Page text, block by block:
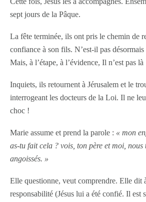
sept jours de la Pâque.
La fête terminée, ils ont pris le chemin de
confiance à son fils. N’est-il pas
Mais, à l’étape, à l’évidence, Il n’est pas là
Inquiets, ils retournent à Jérusalem et le
interrogeant les docteurs de la Loi. Il ne
choc !
Marie assume et prend la parole : « mon
as-tu fait cela ? vois, ton père et moi, nous
angoissés. »
Elle questionne, veut comprendre. Elle dit
responsabilité (Jésus lui a été confié. Il est